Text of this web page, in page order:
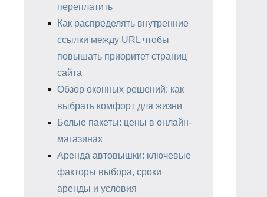
переплатить
Как распределять внутренние
ссылки между URL чтобы
повышать приоритет страниц
сайта
Обзор оконных решений: как
выбрать комфорт для жизни
Белые пакеты: цены в онлайн-
магазинах
Аренда автовышки: ключевые
факторы выбора, сроки
аренды и условия